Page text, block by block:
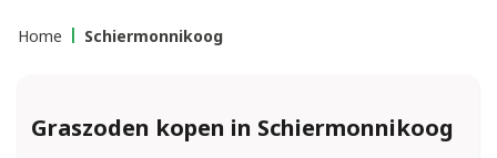
Home Schiermonnikoog
Graszoden kopen in Schiermonnikoog